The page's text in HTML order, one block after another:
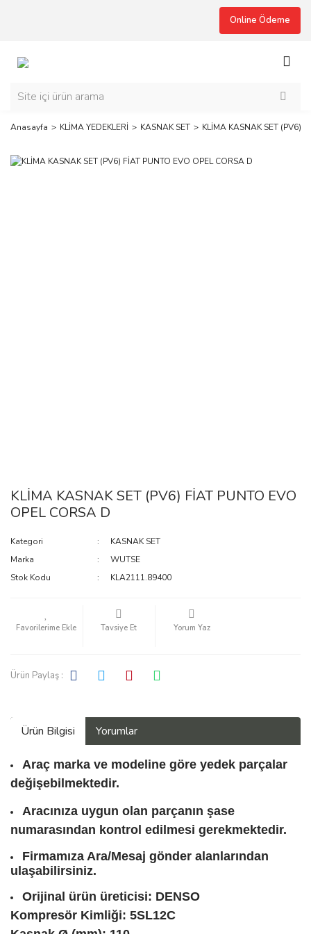
Online Ödeme
Anasayfa KLİMA YEDEKLERİ KASNAK SET KLİMA KASNAK SET (PV6)
KLİMA KASNAK SET (PV6) FİAT PUNTO EVO
OPEL CORSA D
Kategori
KASNAK SET
Marka
WUTSE
Stok Kodu
KLA2111.89400
Tavsiye Et Yorum Yaz
Ürün Paylaş :
Ürün Bilgisi Yorumlar
Araç marka ve modeline göre yedek parçalar
değişebilmektedir.
Aracınıza uygun olan parçanın şase
numarasından kontrol edilmesi gerekmektedir.
Firmamıza Ara/Mesaj gönder alanlarından
ulaşabilirsiniz.
Orijinal ürün üreticisi: DENSO
Kompresör Kimliği: 5SL12C